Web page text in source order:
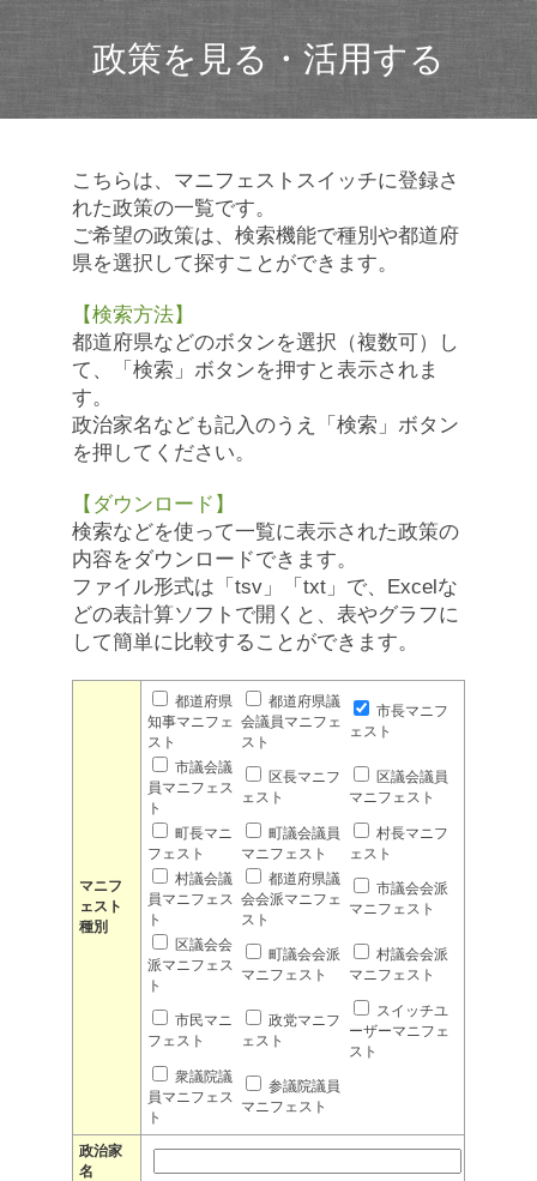
政策を見る・活用する
こちらは、マニフェストスイッチに登録さ
れた政策の一覧です。
ご希望の政策は、検索機能で種別や都道府
県を選択して探すことができます。
【検索方法】
都道府県などのボタンを選択（複数可）し
て、「検索」ボタンを押すと表示されま
す。
政治家名なども記入のうえ「検索」ボタン
を押してください。
【ダウンロード】
検索などを使って一覧に表示された政策の
内容をダウンロードできます。
ファイル形式は「tsv」「txt」で、Excelな
どの表計算ソフトで開くと、表やグラフに
して簡単に比較することができます。
マニフ
ェスト
種別
都道府県
知事マニフェ
スト
都道府県議
会議員マニフェ
スト
市長マニフ
ェスト
市議会議
員マニフェス
ト
区長マニフ
ェスト
区議会議員
マニフェスト
町長マニ
フェスト
町議会議員
マニフェスト
村長マニフ
ェスト
村議会議
員マニフェス
ト
都道府県議
会会派マニフェ
スト
市議会会派
マニフェスト
区議会会
派マニフェス
ト
町議会会派
マニフェスト
村議会会派
マニフェスト
市民マニ
フェスト
政党マニフ
ェスト
スイッチユ
ーザーマニフェ
スト
衆議院議
員マニフェス
ト
参議院議員
マニフェスト
政治家
名